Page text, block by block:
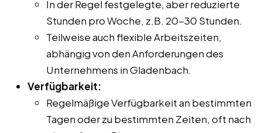
In der Regel festgelegte, aber reduzierte
Stunden pro Woche, z.B. 20-30 Stunden.
Teilweise auch flexible Arbeitszeiten,
abhängig von den Anforderungen des
Unternehmens in Gladenbach.
Verfügbarkeit:
Regelmäßige Verfügbarkeit an bestimmten
Tagen oder zu bestimmten Zeiten, oft nach